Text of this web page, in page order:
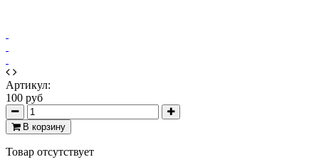
Артикул:
100 руб
В корзину
Товар отсутствует